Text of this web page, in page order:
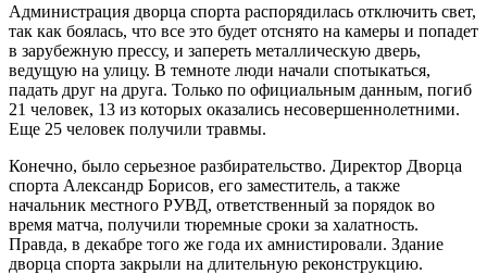
Администрация дворца спорта распорядилась отключить свет,
так как боялась, что все это будет отснято на камеры и попадет
в зарубежную прессу, и запереть металлическую дверь,
ведущую на улицу. В темноте люди начали спотыкаться,
падать друг на друга. Только по официальным данным, погиб
21 человек, 13 из которых оказались несовершеннолетними.
Еще 25 человек получили травмы.
Конечно, было серьезное разбирательство. Директор Дворца
спорта Александр Борисов, его заместитель, а также
начальник местного РУВД, ответственный за порядок во
время матча, получили тюремные сроки за халатность.
Правда, в декабре того же года их амнистировали. Здание
дворца спорта закрыли на длительную реконструкцию.